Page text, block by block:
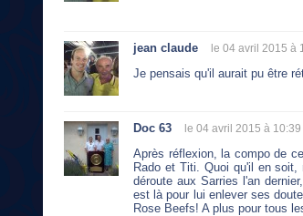
jean claude le 04 avril 2015 à
Je pensais qu'il aurait pu être
Doc 63 le 04 avril 2015 à 10:39
Après réflexion, la compo de
Rado et Titi. Quoi qu'il en
déroute aux Sarries l'an
est là pour lui enlever ses
Rose Beefs! A plus pour tous